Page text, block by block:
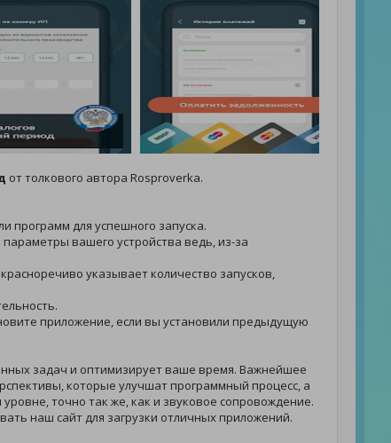
от толкового автора Rosproverka.
программ для успешного запуска.
вашего устройства ведь, из-за
указывает количество запусков,
приложение, если вы установили предыдущую
задач и оптимизирует ваше время. Важнейшее
которые улучшат программный процесс, а
точно так же, как и звуковое сопровождение.
наш сайт для загрузки отличных приложений.